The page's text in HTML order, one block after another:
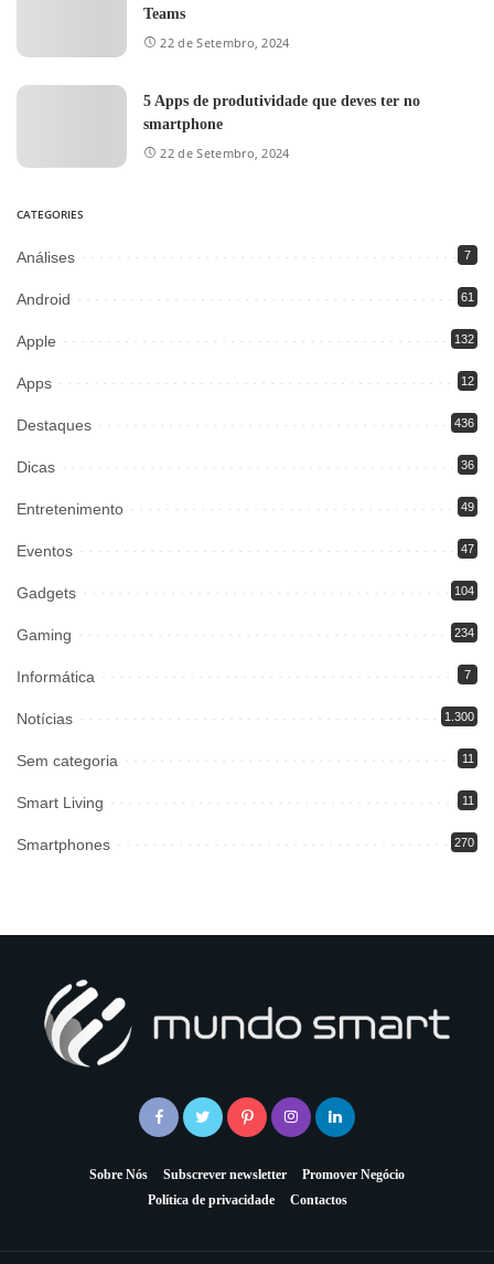
Teams
22 de Setembro, 2024
5 Apps de produtividade que deves ter no
smartphone
22 de Setembro, 2024
CATEGORIES
Análises 7
Android 61
Apple 132
Apps 12
Destaques 436
Dicas 36
Entretenimento 49
Eventos 47
Gadgets 104
Gaming 234
Informática 7
Notícias 1.300
Sem categoria 11
Smart Living 11
Smartphones 270
Sobre Nós Subscrever newsletter
Promover Negócio
Política de privacidade
Contactos